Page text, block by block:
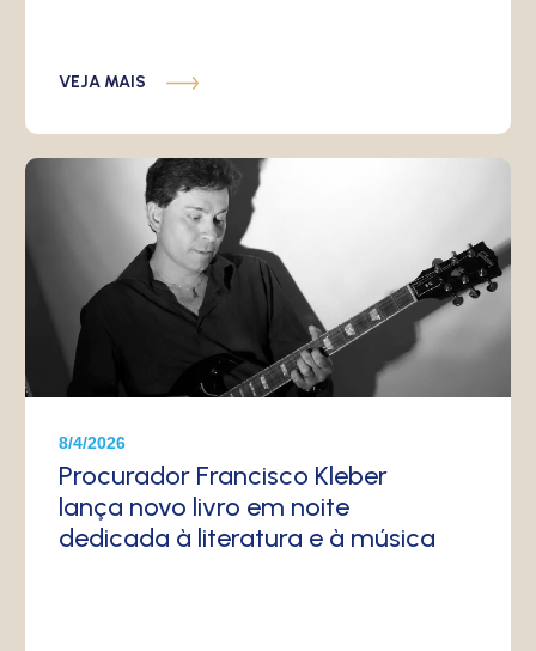
VEJA MAIS
8/4/2026
Procurador Francisco Kleber
lança novo livro em noite
dedicada à literatura e à música